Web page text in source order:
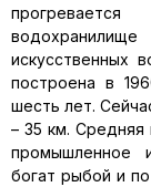
искусственных
построена в
шесть лет.
– 35 км. Средняя
промышленное
богат рыбой и